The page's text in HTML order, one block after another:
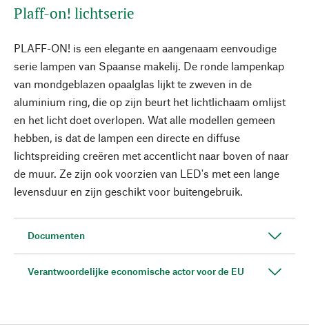
Plaff-on! lichtserie
PLAFF-ON! is een elegante en aangenaam eenvoudige
serie lampen van Spaanse makelij. De ronde lampenkap
van mondgeblazen opaalglas lijkt te zweven in de
aluminium ring, die op zijn beurt het lichtlichaam omlijst
en het licht doet overlopen. Wat alle modellen gemeen
hebben, is dat de lampen een directe en diffuse
lichtspreiding creëren met accentlicht naar boven of naar
de muur. Ze zijn ook voorzien van LED's met een lange
levensduur en zijn geschikt voor buitengebruik.
Documenten
Verantwoordelijke economische actor voor de EU